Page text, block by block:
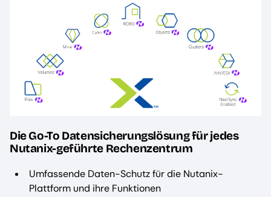
Die Go-To Datensicherungslösung für jedes
Nutanix-geführte Rechenzentrum
Umfassende Daten-Schutz für die Nutanix-
Plattform und ihre Funktionen